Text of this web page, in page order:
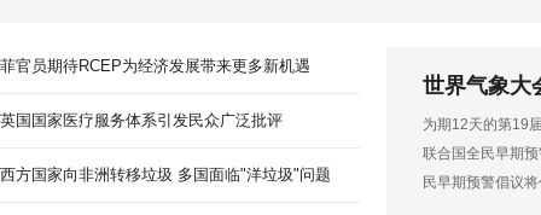
世界气象大
为期12天的第19
联合国全民早期
民早期预警倡议
菲官员期待RCEP为经济发展带来更多新机遇
英国国家医疗服务体系引发民众广泛批评
西方国家向非洲转移垃圾 多国面临"洋垃圾"问题